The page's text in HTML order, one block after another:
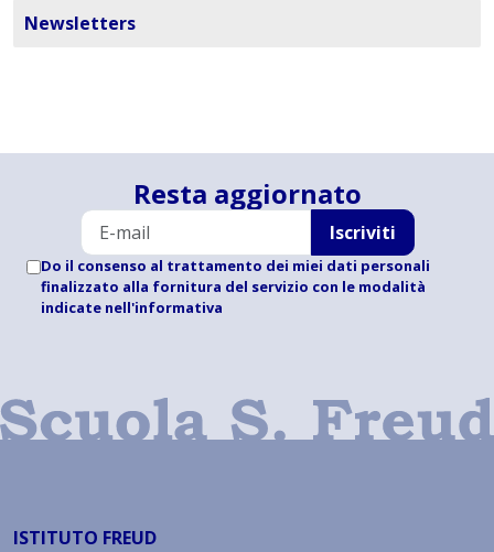
Newsletters
Resta aggiornato
Iscriviti
Do il consenso al trattamento dei miei dati personali
finalizzato alla fornitura del servizio con le modalità
indicate nell'informativa
ISTITUTO FREUD